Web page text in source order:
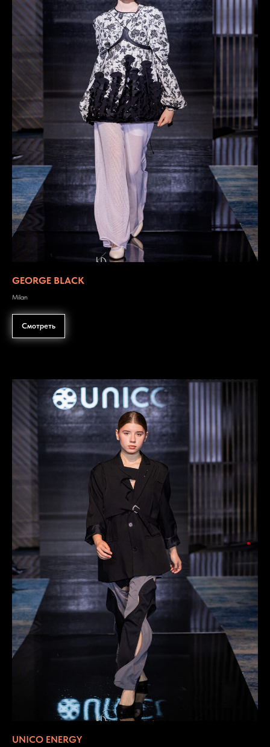
GEORGE BLACK
Milan
Смотреть
UNICO ENERGY